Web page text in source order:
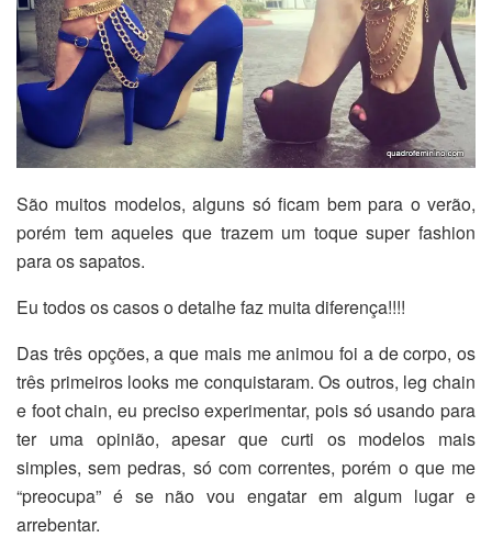
São muitos modelos, alguns só ficam bem para o verão,
porém tem aqueles que trazem um toque super fashion
para os sapatos.
Eu todos os casos o detalhe faz muita diferença!!!!
Das três opções, a que mais me animou foi a de corpo, os
três primeiros looks me conquistaram. Os outros, leg chain
e foot chain, eu preciso experimentar, pois só usando para
ter uma opinião, apesar que curti os modelos mais
simples, sem pedras, só com correntes, porém o que me
“preocupa” é se não vou engatar em algum lugar e
arrebentar.